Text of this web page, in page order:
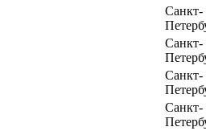
Санкт-
Санкт-
Санкт-
Санкт-